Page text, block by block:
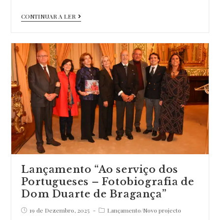
CONTINUAR A LER
Lançamento
o
templo
do
toiro
bravo”
Lançamento “Ao serviço dos
Portugueses – Fotobiografia de
Dom Duarte de Bragança”
Post19 de Dezembro, 2025
PostLançamento/Novo projecto